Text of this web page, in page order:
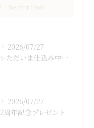
Recent Posts
2026/07/27
✨ただいま仕込み中…✨
2026/07/27
2周年記念プレゼント